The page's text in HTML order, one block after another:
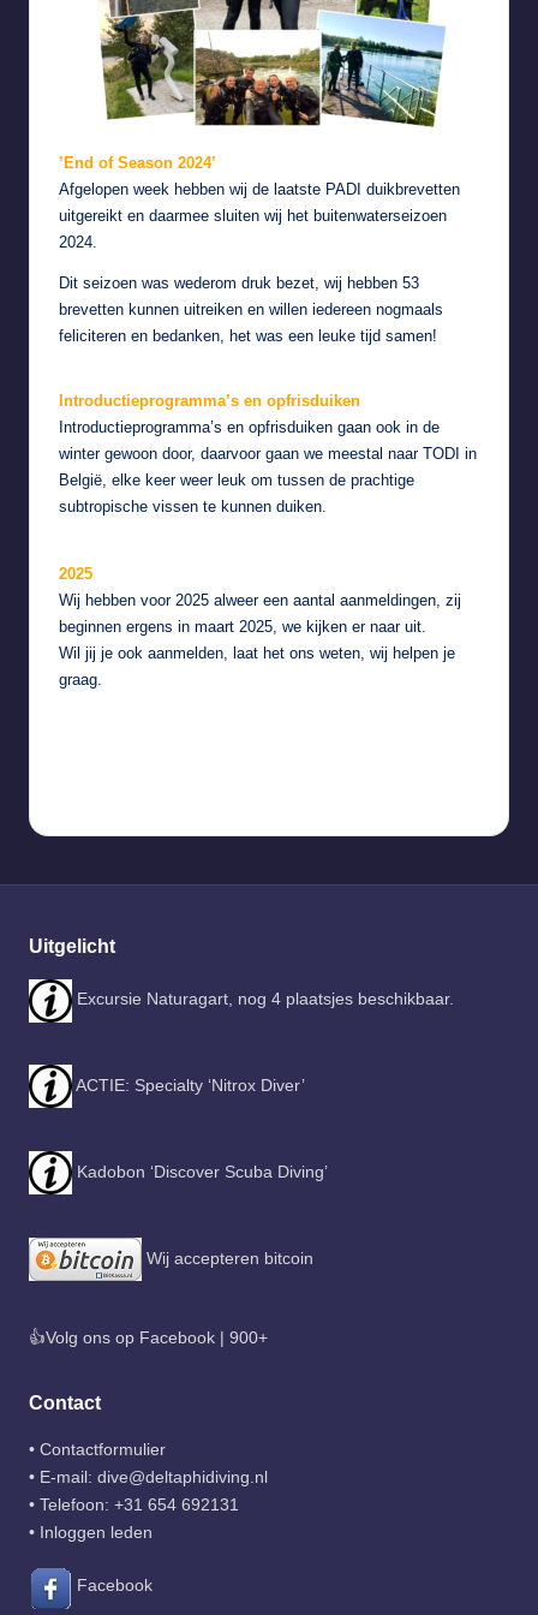
’End of Season 2024’
Afgelopen week hebben wij de laatste PADI duikbrevetten
uitgereikt en daarmee sluiten wij het buitenwaterseizoen
2024.
Dit seizoen was wederom druk bezet, wij hebben 53
brevetten kunnen uitreiken en willen iedereen nogmaals
feliciteren en bedanken, het was een leuke tijd samen!
Introductieprogramma’s en opfrisduiken
Introductieprogramma’s en opfrisduiken gaan ook in de
winter gewoon door, daarvoor gaan we meestal naar TODI in
België , elke keer weer leuk om tussen de prachtige
subtropische vissen te kunnen duiken.
2025
Wij hebben voor 2025 alweer een aantal aanmeldingen, zij
beginnen ergens in maart 2025, we kijken er naar uit.
Wil jij je ook aanmelden, laat het ons weten , wij helpen je
graag.
Uitgelicht
Excursie Naturagart, nog 4 plaatsjes beschikbaar.
ACTIE: Specialty ‘Nitrox Diver’
Kadobon ‘Discover Scuba Diving’
Wij accepteren bitcoin
👍Volg ons op Facebook | 900+
Contact
• Contactformulier
• E-mail: dive@deltaphidiving.nl
• Telefoon: +31 654 692131
• Inloggen leden
Facebook